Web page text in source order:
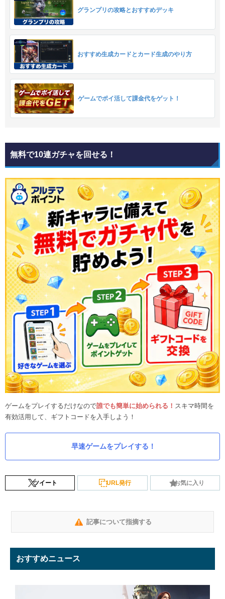
グランプリの攻略とおすすめデッキ
おすすめ生成カードとカード生成のやり方
ゲームでポイ活して課金代をゲット！
無料で10連ガチャを回せる！
ゲームをプレイするだけなので誰でも簡単に始められる！ スキマ時間を
有効活用して、ギフトコードを入手しよう！
早速ゲームをプレイする！
ツイート URL発行 お気に入り
記事について指摘する
おすすめニュース